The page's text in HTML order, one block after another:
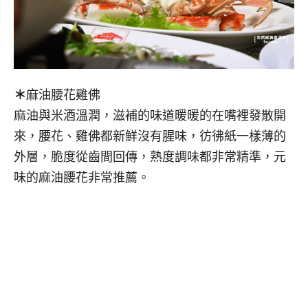
＊麻油腰花雞佛
麻油與米酒溫潤，滋補的味道暖暖的在嘴裡發散開
來，腰花、雞佛都新鮮沒有腥味，彷彿紙一樣薄的
外層，脆度從齒間回傳，熟度調味都非常精準，元
味的麻油腰花非常推薦。